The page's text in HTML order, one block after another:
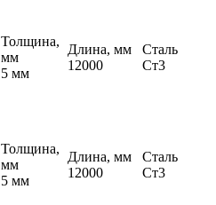
Толщина,
мм
5 мм
Длина, мм
12000
Сталь
Ст3
Толщина,
мм
5 мм
Длина, мм
12000
Сталь
Ст3